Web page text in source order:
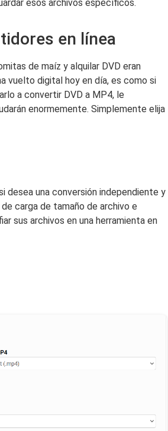
esos archivos específicos.
en línea
de maíz y alquilar DVD eran
vuelto digital hoy en día, es como si
a convertir DVD a MP4, le
enormemente. Simplemente elija
desea una conversión independiente y
carga de tamaño de archivo e
sus archivos en una herramienta en